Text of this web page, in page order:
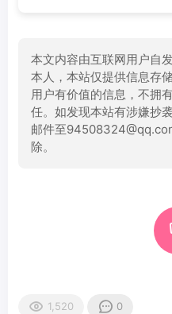
本文内容由互联网用户自
本人，本站仅提供信息存
用户有价值的信息，不拥
任。如发现本站有涉嫌抄
邮件至
除。
1,520 0